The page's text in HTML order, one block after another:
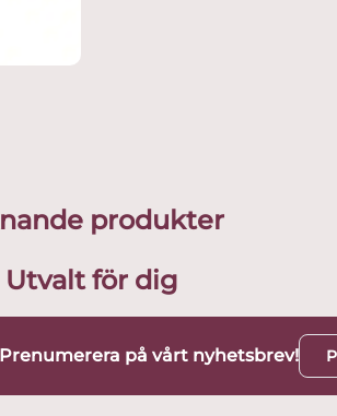
produkter
Utvalt för dig
på vårt nyhetsbrev!